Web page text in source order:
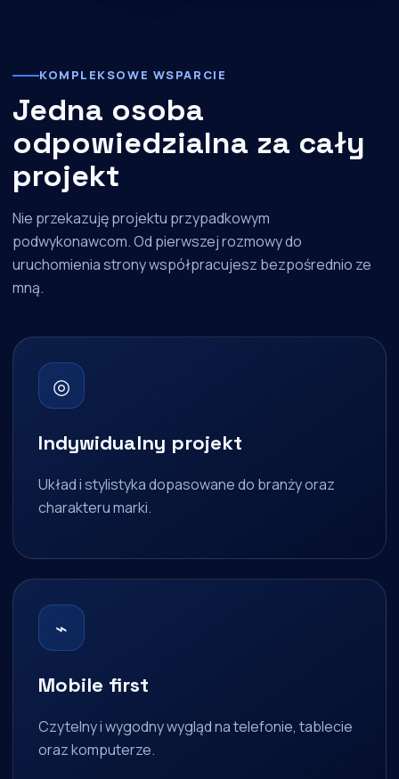
KOMPLEKSOWE WSPARCIE
Jedna osoba
odpowiedzialna za cały
projekt
Nie przekazuję projektu przypadkowym
podwykonawcom. Od pierwszej rozmowy do
uruchomienia strony współpracujesz bezpośrednio ze
mną.
◎
Indywidualny projekt
Układ i stylistyka dopasowane do branży oraz
charakteru marki.
⌁
Mobile first
Czytelny i wygodny wygląd na telefonie, tablecie
oraz komputerze.